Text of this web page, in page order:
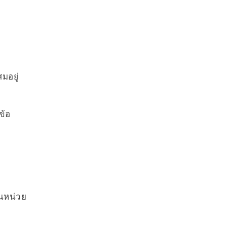
อยู่
อ
หน่วย